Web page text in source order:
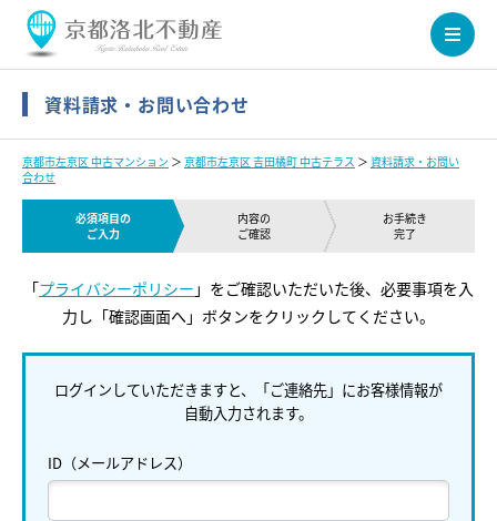
資料請求・お問い合わせ
京都市左京区 中古マンション ＞ 京都市左京区 吉田橘町 中古テラス ＞ 資料請求・お問い
合わせ
必須項目の
ご入力
内容の
ご確認
お手続き
完了
「プライバシーポリシー 」をご確認いただいた後、必要事項を入
力し「確認画面へ」ボタンをクリックしてください。
ログインしていただきますと、「ご連絡先」にお客様情報が
自動入力されます。
ID（メールアドレス）